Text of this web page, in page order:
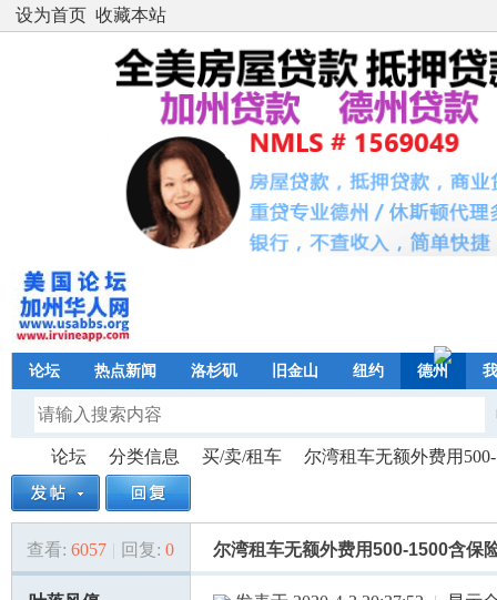
设为首页 收藏本站
论坛 热点新闻 洛杉矶 旧金山 纽约 德州
美»
论坛
›
分类信息 买/卖/租车
›
尔湾租车无额外费用
查看: 6057 | 回复: 0 尔湾租车无额外费用500-1500含保